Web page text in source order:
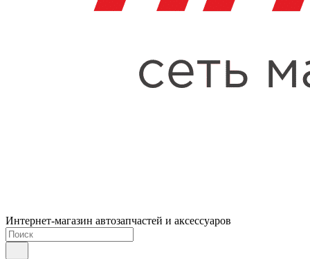
Интернет-магазин автозапчастей и аксессуаров